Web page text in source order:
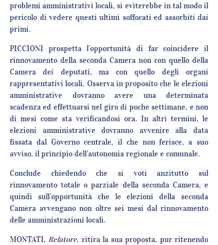
problemi amministrativi locali, si eviterebbe in tal modo il
pericolo di vedere questi ultimi soffocati ed assorbiti dai
primi.
PICCIONI prospetta l’opportunità di far coincidere il
rinnovamento della seconda Camera non con quello della
Camera dei deputati, ma con quello degli organi
rappresentativi locali. Osserva in proposito che le elezioni
amministrative dovranno avere una determinata
scadenza ed effettuarsi nel giro di poche settimane, e non
di mesi come sta verificandosi ora. In altri termini, le
elezioni amministrative dovranno avvenire alla data
fissata dal Governo centrale, il che non ferisce, a suo
avviso, il principio dell’autonomia regionale e comunale.
Conclude chiedendo che si voti anzitutto sul
rinnovamento totale o parziale della seconda Camera, e
quindi sull’opportunità che le elezioni della seconda
Camera avvengano non oltre sei mesi dal rinnovamento
delle amministrazioni locali.
MONTATI,Relatore, ritira la sua proposta, pur ritenendo